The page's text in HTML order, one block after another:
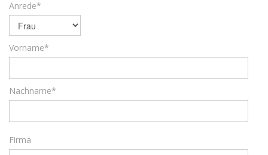
Anrede*
Vorname*
Nachname*
Firma